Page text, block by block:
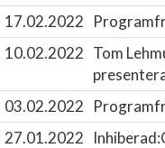
17.02.2022
10.02.2022 Tom
03.02.2022
27.01.2022